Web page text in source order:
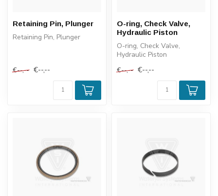
Retaining Pin, Plunger
Retaining Pin, Plunger
€--,-- €--,--
O-ring, Check Valve,
Hydraulic Piston
O-ring, Check Valve,
Hydraulic Piston
€--,-- €--,--